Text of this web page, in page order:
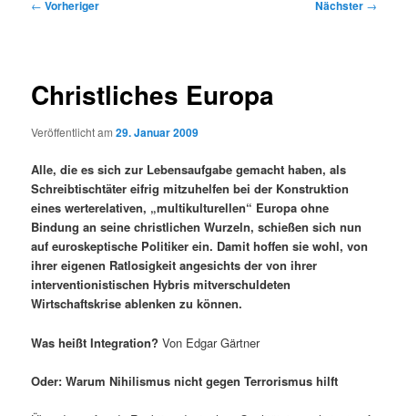
Beitragsnavigation
← Vorheriger Nächster →
Christliches Europa
Veröffentlicht am29. Januar 2009
Alle, die es sich zur Lebensaufgabe gemacht haben, als
Schreibtischtäter eifrig mitzuhelfen bei der Konstruktion
eines werterelativen, „multikulturellen“ Europa ohne
Bindung an seine christlichen Wurzeln, schießen sich nun
auf euroskeptische Politiker ein. Damit hoffen sie wohl, von
ihrer eigenen Ratlosigkeit angesichts der von ihrer
interventionistischen Hybris mitverschuldeten
Wirtschaftskrise ablenken zu können.
Was heißt Integration?Von Edgar Gärtner
Oder: Warum Nihilismus nicht gegen Terrorismus hilft